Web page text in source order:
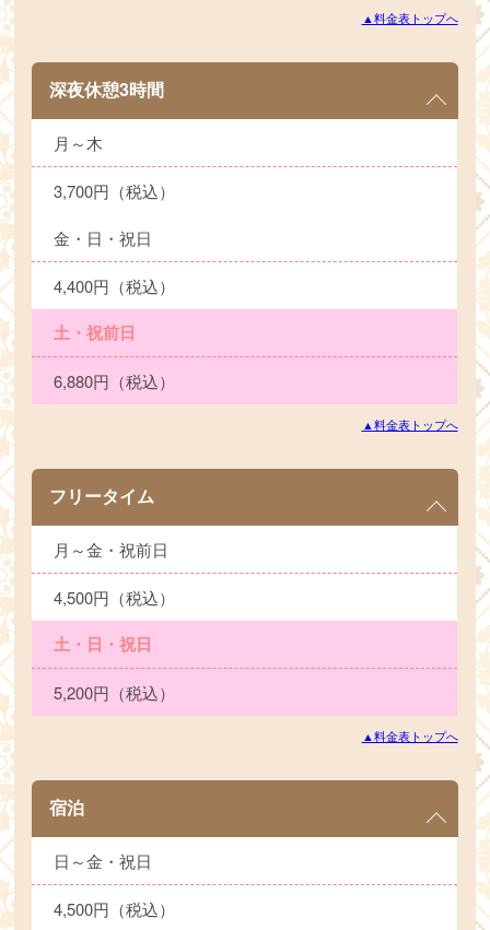
▲料金表トップへ
深夜休憩3時間
月～木
3,700円（税込）
金・日・祝日
4,400円（税込）
土・祝前日
6,880円（税込）
▲料金表トップへ
フリータイム
月～金・祝前日
4,500円（税込）
土・日・祝日
5,200円（税込）
▲料金表トップへ
宿泊
日～金・祝日
4,500円（税込）